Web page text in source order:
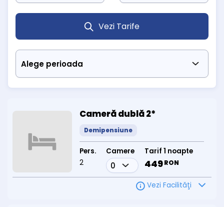
Vezi Tarife
Cameră dublă 2*
Demipensiune
Pers.
2
Camere Tarif 1 noapte
449RON
Vezi Facilităţi